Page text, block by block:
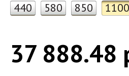
440 580 850 1100
37 888.48